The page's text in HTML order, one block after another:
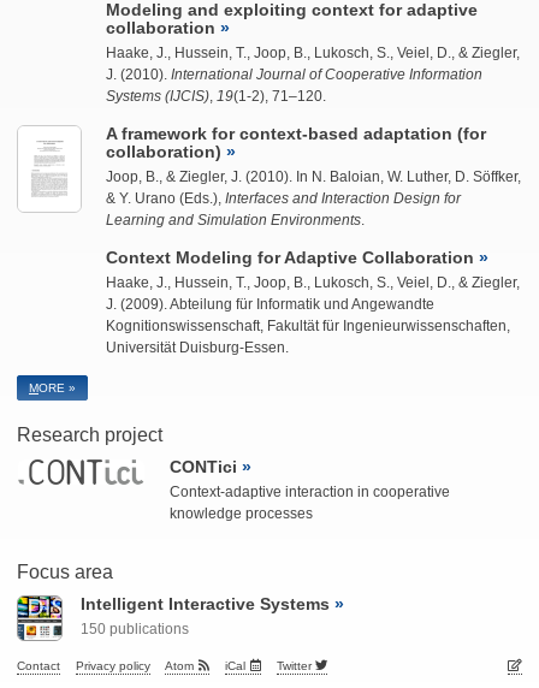
Modeling and exploiting context for adaptive
collaboration
Haake, J., Hussein, T., Joop, B., Lukosch, S., Veiel, D., & Ziegler,
J. (2010). International Journal of Cooperative Information
Systems (IJCIS), 19(1-2), 71–120.
A framework for context-based adaptation (for
collaboration)
Joop, B., & Ziegler, J. (2010). In N. Baloian, W. Luther, D. Söffker,
& Y. Urano (Eds.), Interfaces and Interaction Design for
Learning and Simulation Environments.
Context Modeling for Adaptive Collaboration
Haake, J., Hussein, T., Joop, B., Lukosch, S., Veiel, D., & Ziegler,
J. (2009). Abteilung für Informatik und Angewandte
Kognitionswissenschaft, Fakultät für Ingenieurwissenschaften,
Universität Duisburg-Essen.
MORE »
Research project
CONTici
Context-adaptive interaction in cooperative
knowledge processes
Focus area
Intelligent Interactive Systems
150 publications
Contact Privacy policy Atom iCal Twitter